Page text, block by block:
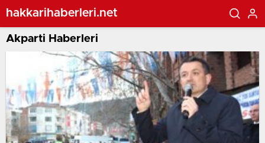
hakkarihaberleri.net
Akparti Haberleri